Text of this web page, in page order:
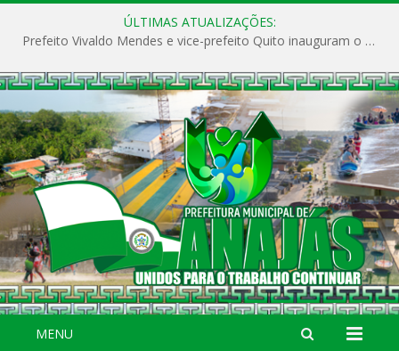
ÚLTIMAS ATUALIZAÇÕES:
Prefeito Vivaldo Mendes e vice-prefeito Quito inauguram o CAPS e fortalecem a saúde pública em Anajás.
MENU